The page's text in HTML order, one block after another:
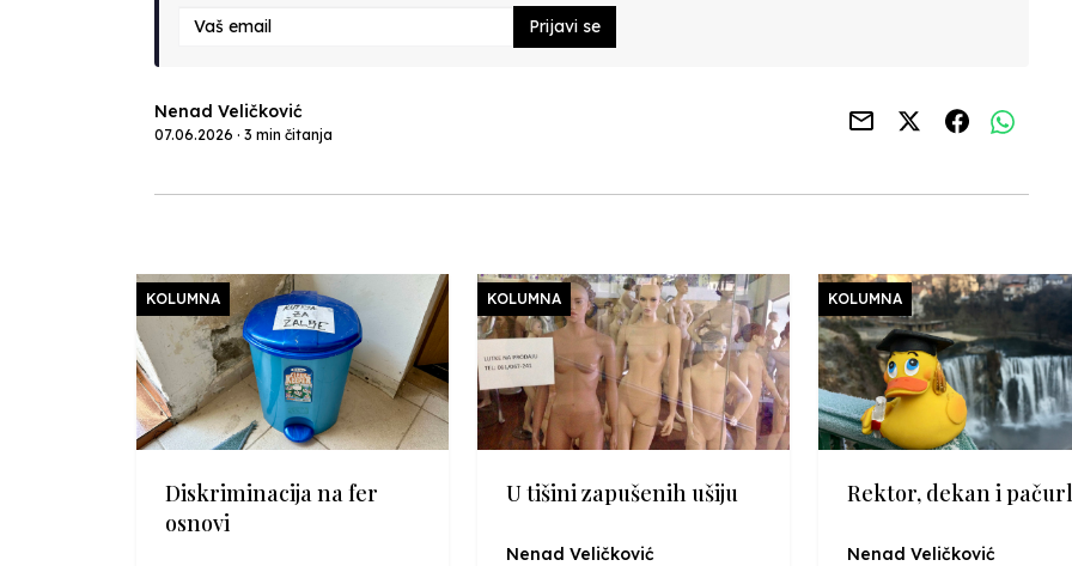
Prijavi se
Nenad Veličković
07.06.2026 · 3 min čitanja
KOLUMNA
Diskriminacija na fer
osnovi
KOLUMNA
U tišini zapušenih ušiju
Nenad Veličković
KOLUMNA
Rektor, dekan i
Nenad Veličković